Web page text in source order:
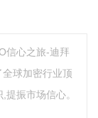
信心之旅-迪拜
球加密行业顶
振市场信心。